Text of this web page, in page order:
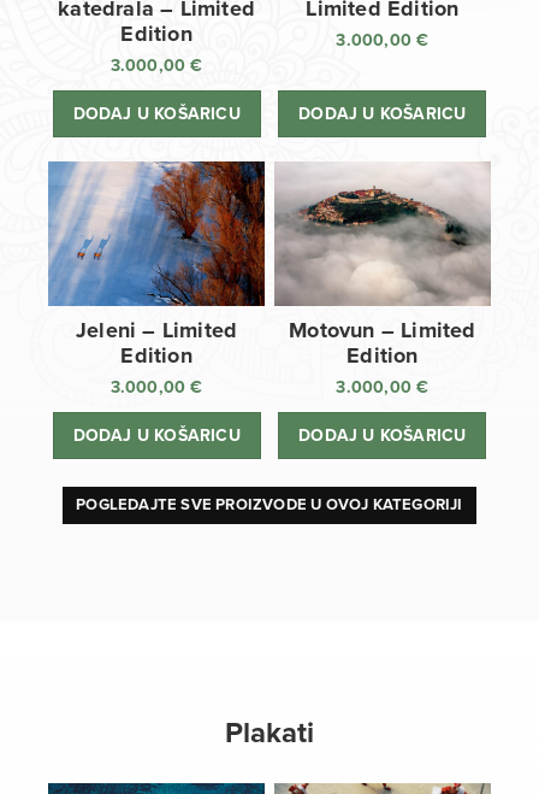
katedrala – Limited
Edition
3.000,00€
DODAJ U KOŠARICU
Limited Edition
3.000,00€
DODAJ U KOŠARICU
Jeleni – Limited
Edition
3.000,00€
DODAJ U KOŠARICU
Motovun – Limited
Edition
3.000,00€
DODAJ U KOŠARICU
POGLEDAJTE SVE PROIZVODE U OVOJ KATEGORIJI
Plakati